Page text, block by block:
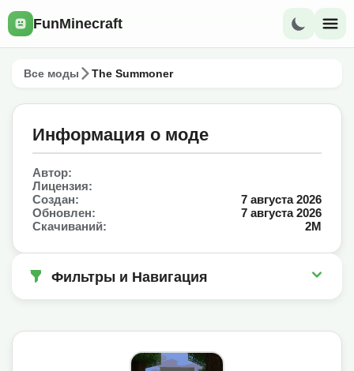
FunMinecraft
Все моды The Summoner
Информация о моде
Автор:
Лицензия:
Создан:
7 августа 2026
Обновлен:
7 августа 2026
Скачиваний:
2M
Фильтры и Навигация